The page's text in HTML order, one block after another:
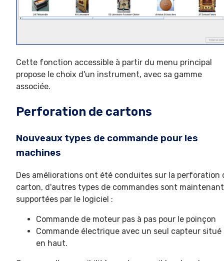
Cette fonction accessible à partir du menu principal
propose le choix d'un instrument, avec sa gamme
associée.
Perforation de cartons
Nouveaux types de commande pour les
machines
Des améliorations ont été conduites sur la perforation
carton, d'autres types de commandes sont maintenant
supportées par le logiciel :
Commande de moteur pas à pas pour le poinçon
Commande électrique avec un seul capteur situé
en haut.